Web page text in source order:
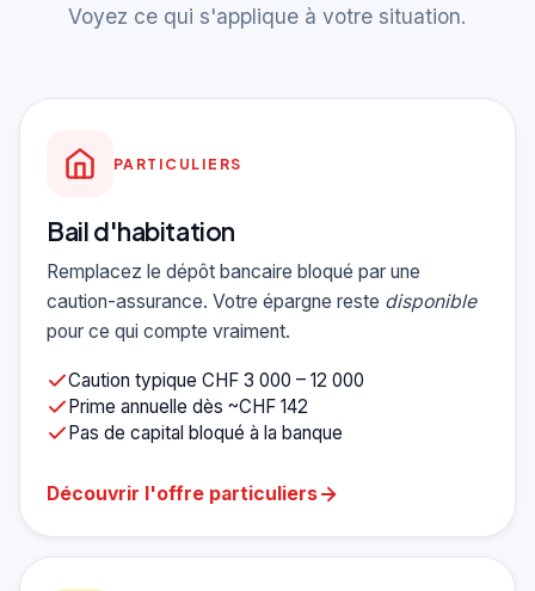
Voyez ce qui s'applique à votre situation.
PARTICULIERS
Bail d'habitation
Remplacez le dépôt bancaire bloqué par une
caution-assurance. Votre épargne reste disponible
pour ce qui compte vraiment.
Caution typique CHF 3 000 – 12 000
Prime annuelle dès ~CHF 142
Pas de capital bloqué à la banque
Découvrir l'offre particuliers